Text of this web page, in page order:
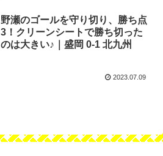
野瀬のゴールを守り切り、勝ち点
3！クリーンシートで勝ち切った
のは大きい♪｜盛岡 0-1 北九州
2023.07.09